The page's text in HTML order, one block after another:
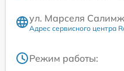
ул. Марселя
Адрес сервисного центра
Режим работы: